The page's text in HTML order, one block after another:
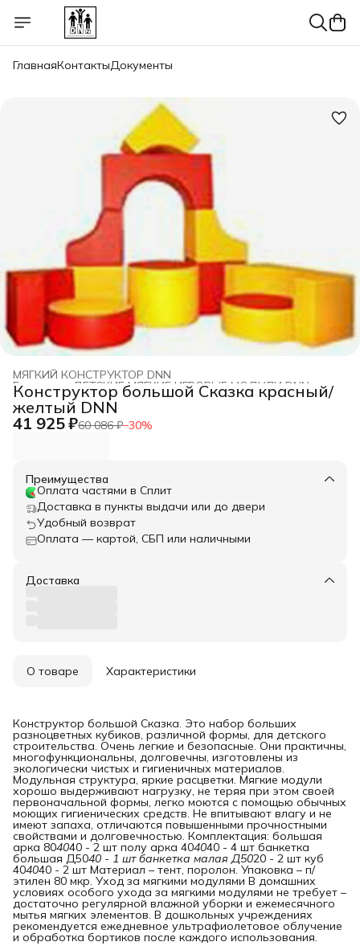
ГлавнаяКонтактыДокументы
МЯГКИЙ КОНСТРУКТОР DNN
ДЕТСКИЕ МЯГКИЕ ИГРОВЫЕ МОДУЛИ DNN ›
Главная ›
Конструктор большой Сказка красный/
желтый DNN
41 925 ₽60 086 ₽−30%
Преимущества
Оплата частями в Сплит
Доставка в пункты выдачи или до двери
Удобный возврат
Оплата — картой, СБП или наличными
Доставка
О товаре Характеристики
Конструктор большой Сказка. Это набор больших
разноцветных кубиков, различной формы, для детского
строительства. Очень легкие и безопасные. Они практичны,
многофункциональны, долговечны, изготовлены из
экологически чистых и гигиеничных материалов.
Модульная структура, яркие расцветки. Мягкие модули
хорошо выдерживают нагрузку, не теряя при этом своей
первоначальной формы, легко моются с помощью обычных
моющих гигиенических средств. Не впитывают влагу и не
имеют запаха, отличаются повышенными прочностными
свойствами и долговечностью. Комплектация: большая
арка 804040 - 2 шт полу арка 404040 - 4 шт банкетка
большая Д5040 - 1 шт банкетка малая Д5020 - 2 шт куб
404040 - 2 шт Материал – тент, поролон. Упаковка – п/
этилен 80 мкр. Уход за мягкими модулями В домашних
условиях особого ухода за мягкими модулями не требует –
достаточно регулярной влажной уборки и ежемесячного
мытья мягких элементов. В дошкольных учреждениях
рекомендуется ежедневное ультрафиолетовое облучение
и обработка бортиков после каждого использования.